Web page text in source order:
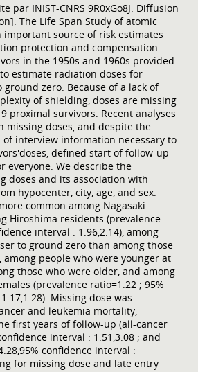
par INIST-CNRS 9R0xGo8J. Diffusion
The Life Span Study of atomic
important source of risk estimates
protection and compensation.
in the 1950s and 1960s provided
estimate radiation doses for
zero. Because of a lack of
of shielding, doses are missing
proximal survivors. Recent analyses
missing doses, and despite the
interview information necessary to
defined start of follow-up
everyone. We describe the
doses and its association with
hypocenter, city, age, and sex.
common among Nagasaki
Hiroshima residents (prevalence
interval : 1.96,2.14), among
to ground zero than among those
people who were younger at
those who were older, and among
(prevalence ratio=1.22 ; 95%
Missing dose was
and leukemia mortality,
first years of follow-up (all-cancer
interval : 1.51,3.08 ; and
confidence interval :
for missing dose and late entry